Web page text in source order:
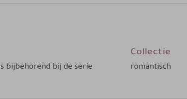
bijbehorend bij de serie
Collectie
romantisch